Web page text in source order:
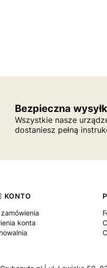
Bezpieczna
Wszystkie nasze
dostaniesz pełną
KONTO
konta